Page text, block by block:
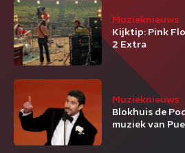
Muzieknieuws
Kijktip: Pink
2 Extra
Muzieknieuws
Blokhuis de
muziek van